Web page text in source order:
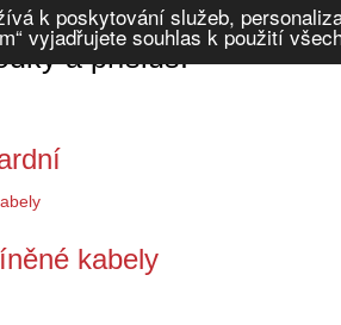
k poskytování služeb,
vyjadřujete souhlas k použití
kabelové vývodky a přísluš.
a přísluš.
kabely